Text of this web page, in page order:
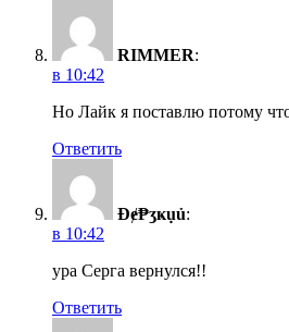
RIMMER:
в 10:42
Но Лайк я поставлю потому
Ответить
Đɇ₱ӡҝụủ:
в 10:42
ура Серга вернулся!!
Ответить